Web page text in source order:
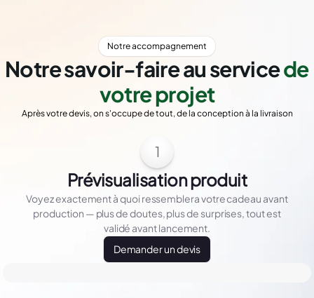
Notre accompagnement
Notre savoir-faire au servicede
votre projet
Après votre devis, on s'occupe de tout, de la conception à la livraison
1
Prévisualisation produit
Voyez exactement à quoi ressemblera votre cadeau avant
production — plus de doutes, plus de surprises, tout est
validé avant lancement.
Demander un devis